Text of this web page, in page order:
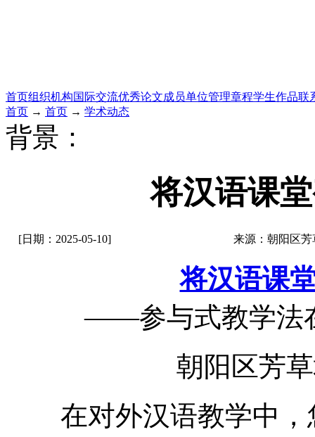
首页组织机构国际交流优秀论文成员单位管理章程学生作品联
首页 → 首页 → 学术动态
背景：
将汉语课
[日期：2025-05-10] 来源：朝阳区
将汉语课
——参与式教学法
朝阳区芳
在对外汉语教学中，